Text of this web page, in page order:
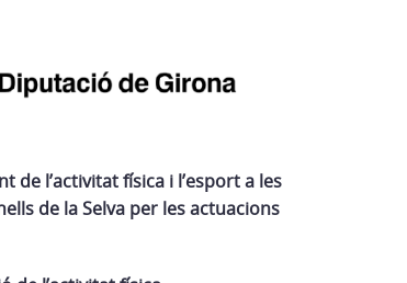
de l’activitat física i l’esport a les
de la Selva per les actuacions